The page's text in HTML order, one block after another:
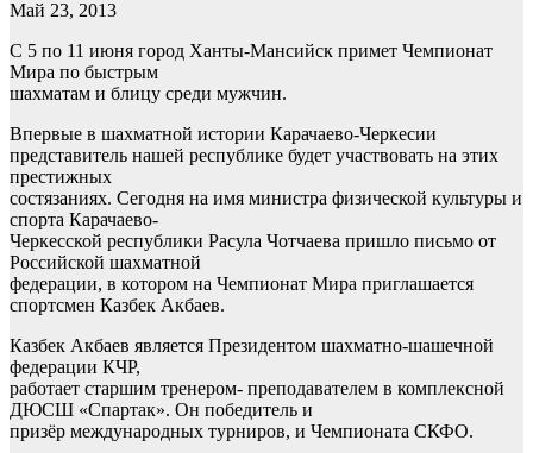
Май 23, 2013
С 5 по 11 июня город Ханты-Мансийск примет Чемпионат
Мира по быстрым
шахматам и блицу среди мужчин.
Впервые в шахматной истории Карачаево-Черкесии
представитель нашей республике будет участвовать на этих
престижных
состязаниях. Сегодня на имя министра физической культуры и
спорта Карачаево-
Черкесской республики Расула Чотчаева пришло письмо от
Российской шахматной
федерации, в котором на Чемпионат Мира приглашается
спортсмен Казбек Акбаев.
Казбек Акбаев является Президентом шахматно-шашечной
федерации КЧР,
работает старшим тренером- преподавателем в комплексной
ДЮСШ «Спартак». Он победитель и
призёр международных турниров, и Чемпионата СКФО.